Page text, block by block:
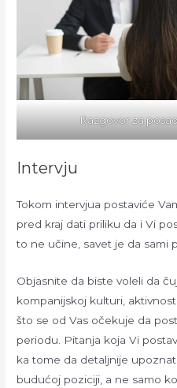
Razgovor za
Intervju
Tokom intervjua postaviće
pred kraj dati priliku da i Vi
to ne učine, savet je da sami
Objasnite da biste voleli da
kompanijskoj kulturi,
što se od Vas očekuje da
periodu. Pitanja koja Vi
ka tome da detaljnije
budućoj poziciji, a ne samo